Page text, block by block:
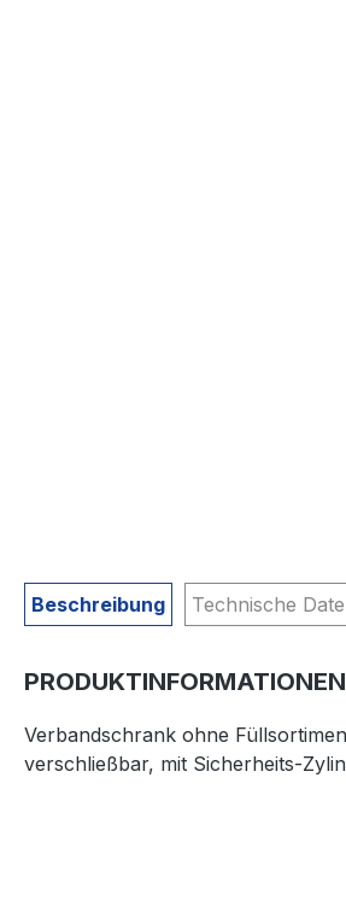
Beschreibung Technische
Verbandschrank ohne
verschließbar, mit Sicherheits-